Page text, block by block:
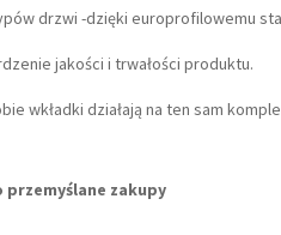
drzwi -dzięki europrofilowemu
jakości i trwałości produktu.
wkładki działają na ten sam
przemyślane zakupy